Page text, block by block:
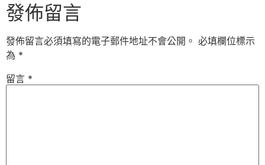
發佈留言
發佈留言必須填寫的電子郵件地址不會公開。 必填欄位標示
為 *
留言 *